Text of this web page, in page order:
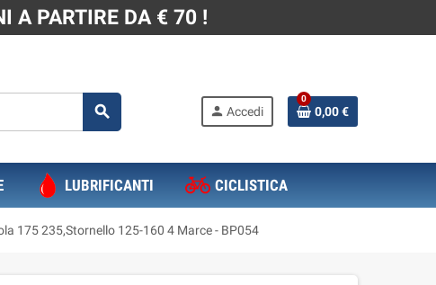
A PARTIRE DA € 70 !
search person Accedi
0
0,00 €
LUBRIFICANTI CICLISTICA
175 235,Stornello 125-160 4 Marce - BP054